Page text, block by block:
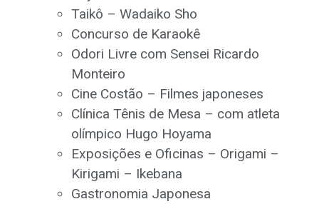
Taikô – Wadaiko Sho
Concurso de Karaokê
Odori Livre com Sensei Ricardo
Monteiro
Cine Costão – Filmes japoneses
Clínica Tênis de Mesa – com atleta
olímpico Hugo Hoyama
Exposições e Oficinas – Origami –
Kirigami – Ikebana
Gastronomia Japonesa